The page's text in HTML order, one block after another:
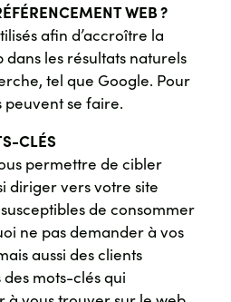
WEB ?
afin d’accroître la
dans les résultats naturels
tel que Google. Pour
peuvent se faire.
CLÉS
permettre de cibler
diriger vers votre site
de consommer
ne pas demander à vos
aussi des clients
mots-clés qui